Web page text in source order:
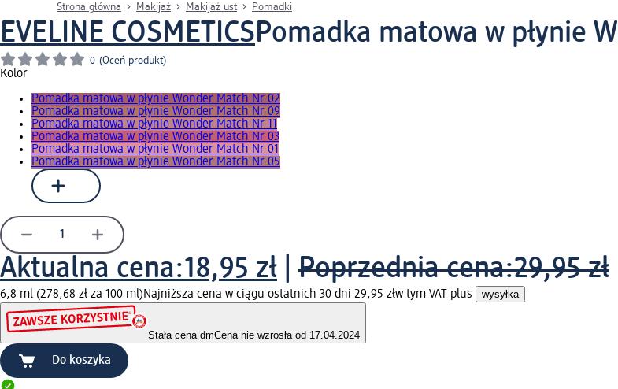
Strona główna Makijaż Makijaż ust Pomadki
EVELINE COSMETICSPomadka matowa w płynie
0 (Oceń produkt)
Kolor
Pomadka matowa w płynie Wonder Match Nr 02
Pomadka matowa w płynie Wonder Match Nr 09
Pomadka matowa w płynie Wonder Match Nr 11
Pomadka matowa w płynie Wonder Match Nr 03
Pomadka matowa w płynie Wonder Match Nr 01
Pomadka matowa w płynie Wonder Match Nr 05
Aktualna cena:18,95 zł Poprzednia cena:29,95 zł
6,8 ml (278,68 zł za 100 ml)Najniższa cena w ciągu ostatnich 30 dni 29,95 złw tym VAT plus wysyłka
Stała cena dmCena nie wzrosła od 17.04.2024
Do koszyka